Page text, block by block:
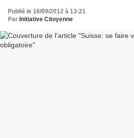
Publié le 16/09/2012 à 13:21
Par Initiative Citoyenne